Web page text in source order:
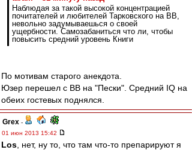
Наблюдая за такой высокой концентрацией
почитателей и любителей Тарковского на ВВ,
невольно задумываешься о своей
ущербности. Самозабаниться что ли, чтобы
повысить средний уровень Книги
По мотивам старого анекдота.
Юзер перешел с ВВ на "Пески". Средний IQ на
обеих гостевых поднялся.
Grex -
01 июн 2013 15:42
Los , нет, ну то, что там что-то препарируют я